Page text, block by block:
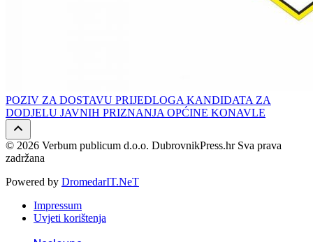
POZIV ZA DOSTAVU PRIJEDLOGA KANDIDATA ZA
DODJELU JAVNIH PRIZNANJA OPĆINE KONAVLE
© 2026 Verbum publicum d.o.o. DubrovnikPress.hr Sva prava
zadržana
Powered by DromedarIT.NeT
Impressum
Uvjeti korištenja